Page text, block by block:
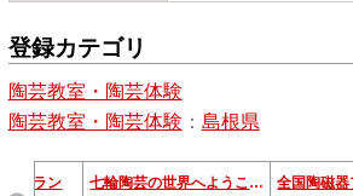
登録カテゴリ
陶芸教室・陶芸体験
陶芸教室・陶芸体験 ： 島根県
泊プラン 七輪陶芸の世界へようこそ！ 全国陶磁